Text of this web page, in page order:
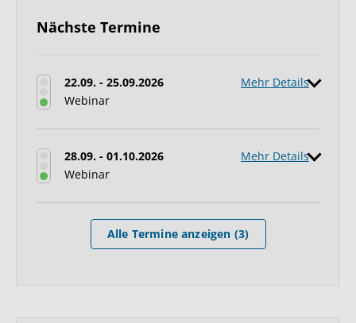
Nächste Termine
22.09. - 25.09.2026
Webinar
Mehr Details
28.09. - 01.10.2026
Webinar
Mehr Details
Alle Termine anzeigen (3)